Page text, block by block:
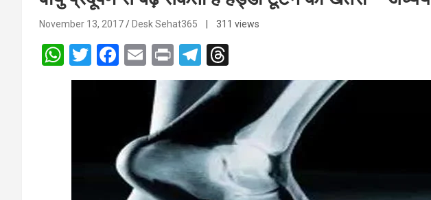
November 13, 2017 Desk Sehat365 | 311 views
W
h
T
wi
F
a
o
o
k
E
m
ail
Pr
in
t
T
el
e
a
m
hr
d
s